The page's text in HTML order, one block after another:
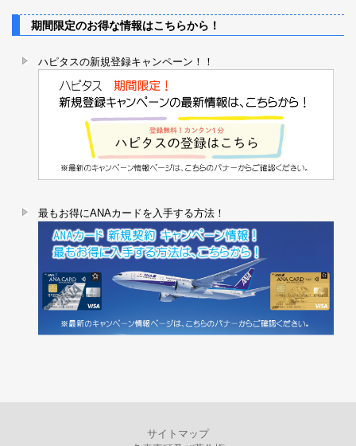
期間限定のお得な情報はこちらから！
ハピタスの新規登録キャンペーン！！
最もお得にANAカードを入手する方法！
サイトマップ